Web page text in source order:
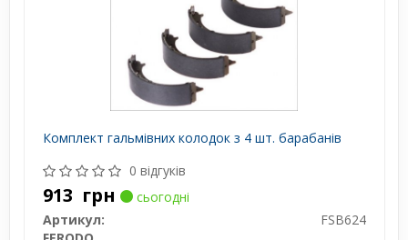
Комплект гальмівних колодок з 4 шт. барабанів
0 відгуків
913 грн
сьогодні
Артикул:
FSB624